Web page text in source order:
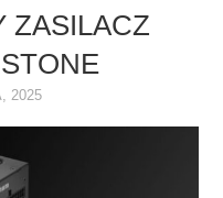
ZASILACZ
2025